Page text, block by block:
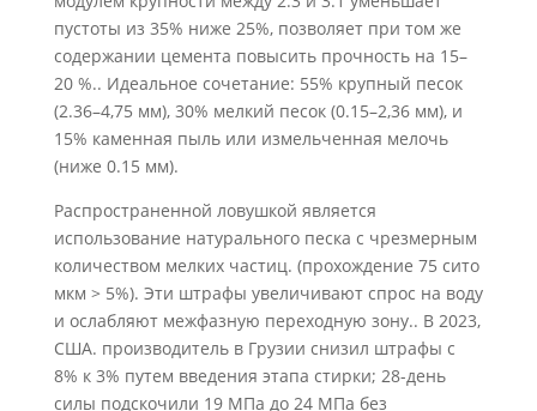
пустоты из 35% ниже 25%, позволяет при том же
содержании цемента повысить прочность на 15–
20 %.. Идеальное сочетание: 55% крупный песок
(2.36–4,75 мм), 30% мелкий песок (0.15–2,36 мм), и
15% каменная пыль или измельченная мелочь
(ниже 0.15 мм).
Распространенной ловушкой является
использование натурального песка с чрезмерным
количеством мелких частиц. (прохождение 75 сито
мкм > 5%). Эти штрафы увеличивают спрос на воду
и ослабляют межфазную переходную зону.. В 2023,
США. производитель в Грузии снизил штрафы с
8% к 3% путем введения этапа стирки; 28-день
силы подскочили 19 МПа до 24 МПа без